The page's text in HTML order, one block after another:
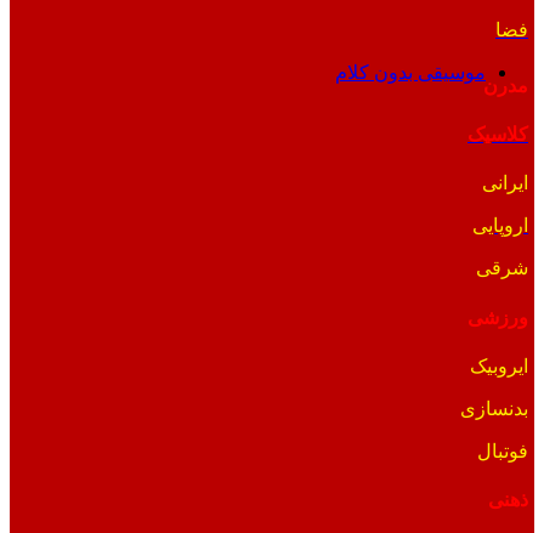
فضا
موسیقی بدون کلام
مدرن
کلاسیک
ایرانی
اروپایی
شرقی
ورزشی
ایروبیک
بدنسازی
فوتبال
ذهنی